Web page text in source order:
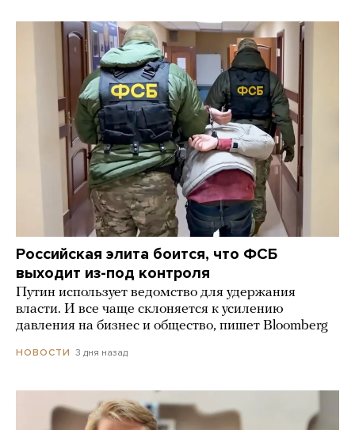
Российская элита боится, что ФСБ
выходит из-под контроля
Путин использует ведомство для удержания
власти. И все чаще склоняется к усилению
давления на бизнес и общество, пишет Bloomberg
НОВОСТИ 3 дня назад